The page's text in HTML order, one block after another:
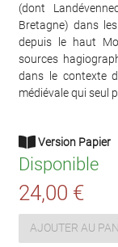
(dont
Bretagne) dans
depuis le haut
sources
dans le contexte
médiévale qui seul
Version Papier
Disponible
24,00 €
AJOUTER AU